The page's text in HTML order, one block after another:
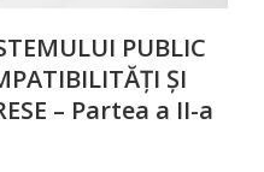
PUBLIC
ȘI
– Partea a II-a